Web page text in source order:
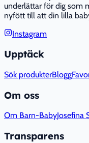
underlättar för dig som
nyfött till att din lilla
Instagram
Upptäck
Sök produkterBlogg
Om oss
Om Barn-BabyJosefina
Transparens